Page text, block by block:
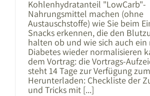
Kohlenhydratanteil "LowCarb"-
Nahrungsmittel machen (ohne
Austauschstoffe) wie Sie beim
Snacks erkennen, die den
halten ob und wie sich auch ein
Diabetes wieder normalisieren
dem Vortrag: die Vortrags-
steht 14 Tage zur Verfügung zum
Herunterladen: Checkliste der
und Tricks mit [...]